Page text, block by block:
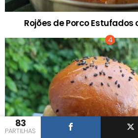
83
PARTILHAS
Rojões de Porco Estufados